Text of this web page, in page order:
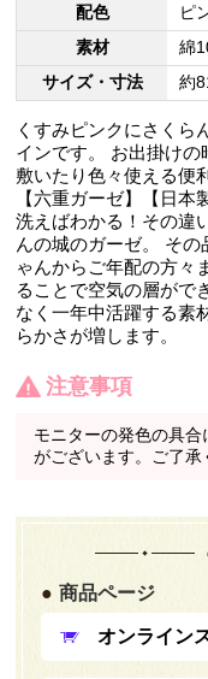
配色
ピ
素材
綿
サイズ・寸法
約
くすみピンクにさくら
インです。 お出掛けの
敷いたり色々使える便
【六重ガーゼ】【日本
洗えばわかる！その違
んの城のガーゼ。 そ
ゃんからご年配の方々
ることで空気の層がで
なく一年中活躍する素
らかさが増します。
注意事項
モニターの発色の具
がございます。ご了承
商品ページ
オンライン